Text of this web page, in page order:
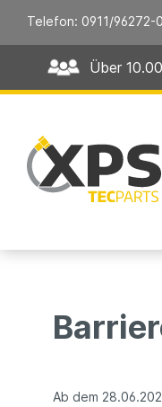
Telefon: 0911/96272-0
Über
Ab dem